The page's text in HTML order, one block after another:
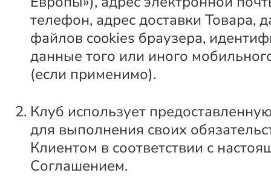
телефон, адрес доставки Товара,
файлов cookies браузера,
данные того или иного
(если применимо).
Клуб использует
для выполнения своих
Клиентом в соответствии с
Соглашением.